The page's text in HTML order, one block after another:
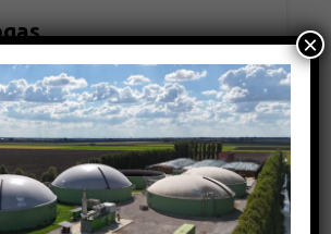
di esperienza a livello
campo della digestione
L’azienda si occupa dello
della
e della manutenzione di
di biogas in Europa,
ed est asiatico. Tramite
di materiali organici
×